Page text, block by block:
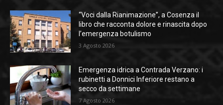
“Voci dalla Rianimazione”, a Cosenza il
libro che racconta dolore e rinascita dopo
l’emergenza botulismo
3 Agosto 2026
Emergenza idrica a Contrada Verzano: i
rubinetti a Donnici Inferiore restano a
secco da settimane
7 Agosto 2026